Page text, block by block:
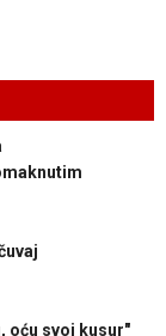
oću svoj kusur"